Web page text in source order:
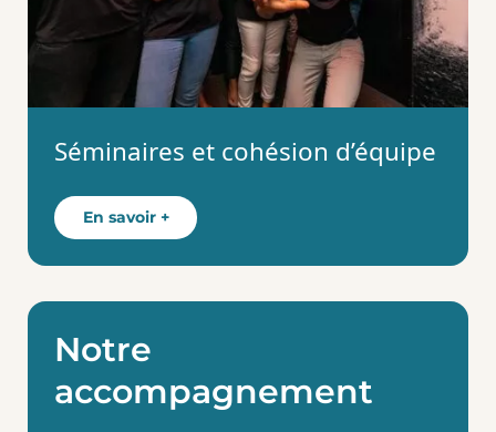
Séminaires et cohésion d’équipe
En savoir +
Notre
accompagnement